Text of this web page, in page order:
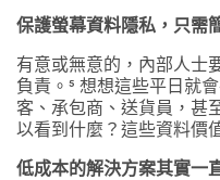
保護螢幕資料隱私，只需
有意或無意的，內部人士
負責。⁵ 想想這些平日就
客、承包商、送貨員，甚
以看到什麼？這些資料價
低成本的解決方案其實一